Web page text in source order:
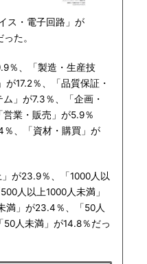
ス・電子回路」が
た。
％、「製造・生産技
17.2％、「品質保証・
」が7.3％、「企画・
業・販売」が5.9％
％、「資材・購買」が
が23.9％、「1000人以
人以上1000人未満」
満」が23.4％、「50人
50人未満」が14.8％だっ